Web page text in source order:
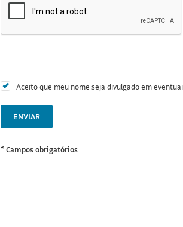
Aceito que meu nome seja divulgado em
ENVIAR
* Campos obrigatórios